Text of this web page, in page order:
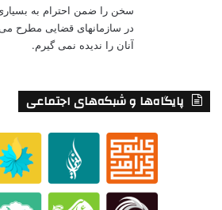
سخن را ضمن احترام به
در سازمانهای قضایی مطرح
آنان را ندیده نمی گیرم.
پایگاه‌ها و شبکه‌های اجتماعی